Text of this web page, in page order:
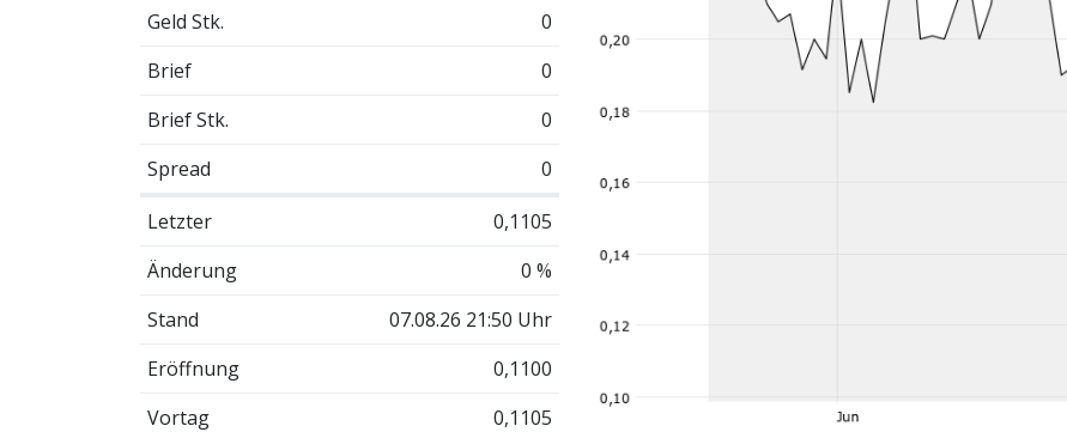
Geld Stk.
0
Brief
0
Brief Stk.
0
Spread
0
Letzter
0,1105
Änderung
0 %
Stand
07.08.26 21:50 Uhr
Eröffnung
0,1100
Vortag
0,1105